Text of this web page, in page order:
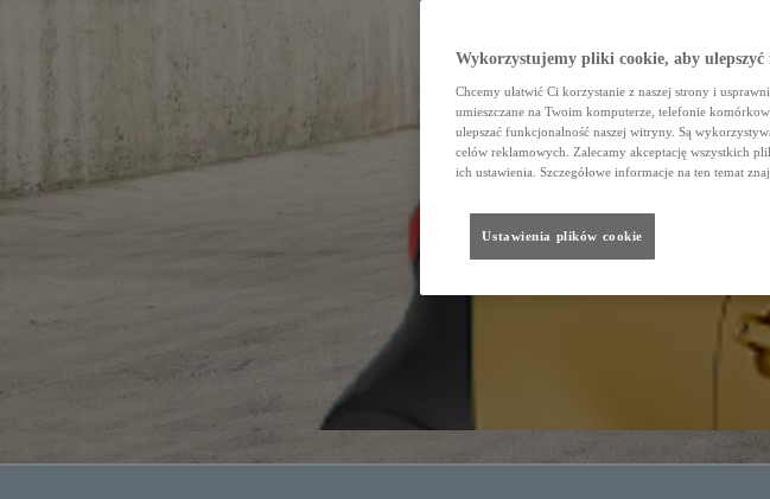
Wykorzystujemy pliki cookie, aby ulepszyć
Chcemy ułatwić Ci korzystanie z naszej strony i
umieszczane na Twoim komputerze, telefonie
ulepszać funkcjonalność naszej witryny. Są
celów reklamowych. Zalecamy akceptację wszystkich
ich ustawienia. Szczegółowe informacje na ten temat
Ustawienia plików cookie